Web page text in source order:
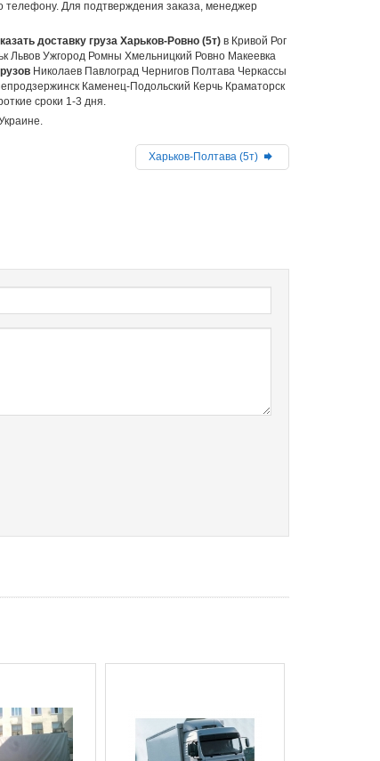
телефону. Для подтверждения заказа, менеджер
доставку груза Харьков-Ровно (5т)в Кривой Рог
Львов Ужгород Ромны Хмельницкий Ровно Макеевка
Николаев Павлоград Чернигов Полтава Черкассы
Каменец-Подольский Керчь Краматорск
сроки 1-3 дня.
Харьков-Полтава (5т)